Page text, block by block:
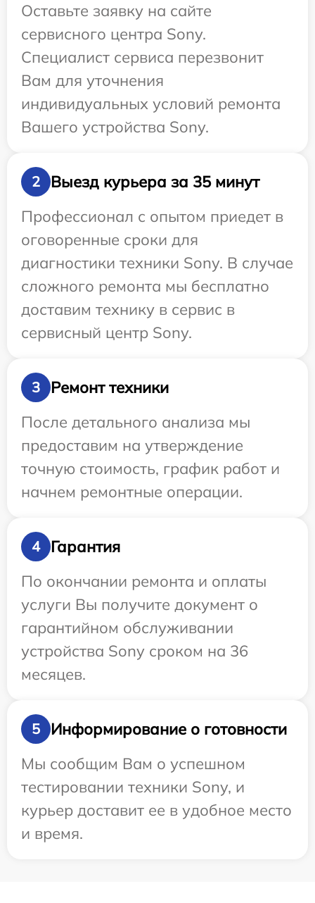
Оставьте заявку на сайте
сервисного центра Sony.
Специалист сервиса перезвонит
Вам для уточнения
индивидуальных условий ремонта
Вашего устройства Sony.
2
Выезд курьера за 35 минут
Профессионал с опытом приедет в
оговоренные сроки для
диагностики техники Sony. В случае
сложного ремонта мы бесплатно
доставим технику в сервис в
сервисный центр Sony.
3
Ремонт техники
После детального анализа мы
предоставим на утверждение
точную стоимость, график работ и
начнем ремонтные операции.
4
Гарантия
По окончании ремонта и оплаты
услуги Вы получите документ о
гарантийном обслуживании
устройства Sony сроком на 36
месяцев.
5
Информирование о готовности
Мы сообщим Вам о успешном
тестировании техники Sony, и
курьер доставит ее в удобное место
и время.